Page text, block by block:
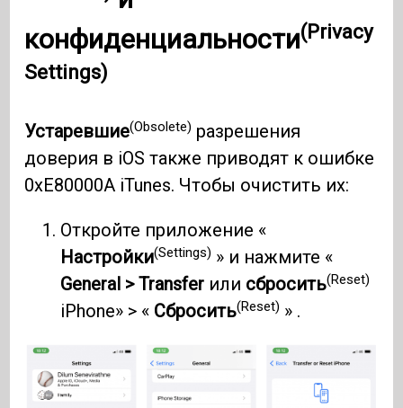
конфиденциальности(Privacy
Settings)
Устаревшие(Obsolete) разрешения
доверия в iOS также приводят к ошибке
0xE80000A iTunes. Чтобы очистить их:
Откройте приложение «
Настройки(Settings) » и нажмите «
General > Transfer или сбросить(Reset)
iPhone» > « Сбросить(Reset) » .